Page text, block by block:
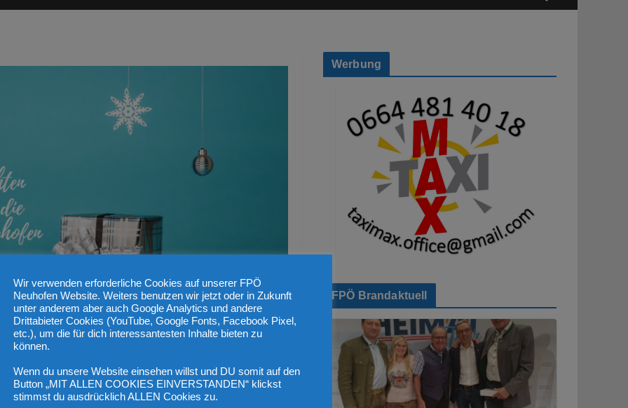
ein frohes Fest
Werbung
FPÖ Brandaktuell
Wir verwenden erforderliche Cookies auf unserer FPÖ
Neuhofen Website. Weiters benutzen wir jetzt oder in Zukunft
unter anderem aber auch Google Analytics und andere
Drittabieter Cookies (YouTube, Google Fonts, Facebook Pixel,
etc.), um die für dich interessantesten Inhalte bieten zu
können.
Wenn du unsere Website einsehen willst und DU somit auf den
Button „MIT ALLEN COOKIES EINVERSTANDEN“ klickst
stimmst du ausdrücklich ALLEN Cookies zu.